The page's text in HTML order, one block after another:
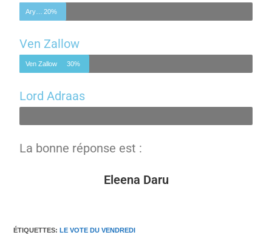
20%
Ven Zallow
Ven Zallow 30%
Lord Adraas
La bonne réponse est :
Eleena Daru
ÉTIQUETTES:LE VOTE DU VENDREDI